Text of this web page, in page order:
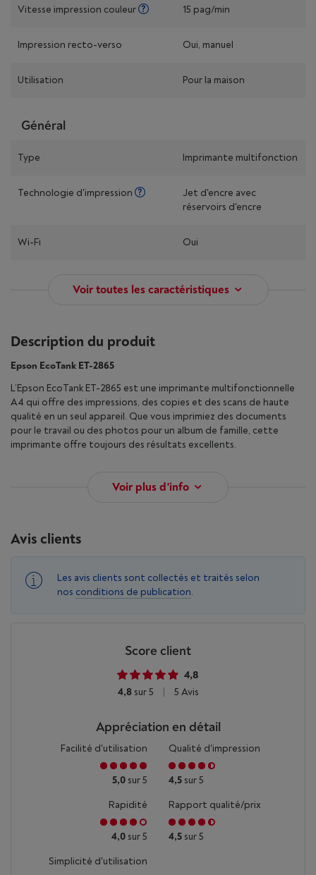
Vitesse impression couleur 15 pag/min
Impression recto-verso Oui, manuel
Utilisation Pour la maison
Général
Type Imprimante multifonction
Technologie d'impression
Jet d'encre avec
réservoirs d'encre
Wi-Fi Oui
Voir toutes les caractéristiques
Description du produit
Epson EcoTank ET-2865
L’Epson EcoTank ET-2865 est une imprimante multifonctionnelle
A4 qui offre des impressions, des copies et des scans de haute
qualité en un seul appareil. Que vous imprimiez des documents
pour le travail ou des photos pour un album de famille, cette
imprimante offre toujours des résultats excellents.
Voir plus d'info
Avis clients
Les avis clients sont collectés et traités selon
nos conditions de publication.
Score client
4,8
4,8sur 5 5 Avis
Appréciation en détail
Facilité d'utilisation
5,0 sur 5
Qualité d'impression
4,5 sur 5
Rapidité
4,0 sur 5
Rapport qualité/prix
4,5 sur 5
Simplicité d'utilisation